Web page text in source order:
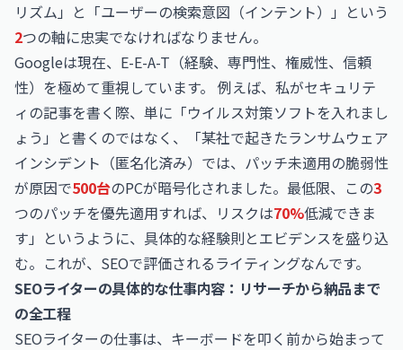
リズム」と「ユーザーの検索意図（インテント）」という
2つの軸に忠実でなければなりません。
Googleは現在、E-E-A-T（経験、専門性、権威性、信頼
性）を極めて重視しています。 例えば、私がセキュリテ
ィの記事を書く際、単に「ウイルス対策ソフトを入れまし
ょう」と書くのではなく、「某社で起きたランサムウェア
インシデント（匿名化済み）では、パッチ未適用の脆弱性
が原因で500台のPCが暗号化されました。最低限、この3
つのパッチを優先適用すれば、リスクは70%低減できま
す」というように、具体的な経験則とエビデンスを盛り込
む。これが、SEOで評価されるライティングなんです。
SEOライターの具体的な仕事内容：リサーチから納品まで
の全工程
SEOライターの仕事は、キーボードを叩く前から始まって